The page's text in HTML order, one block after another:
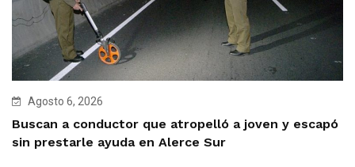
Agosto 6, 2026
Buscan a conductor que atropelló a joven y escapó
sin prestarle ayuda en Alerce Sur